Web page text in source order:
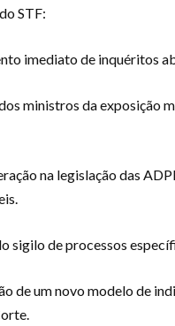
STF:
imediato de inquéritos
ministros da exposição
na legislação das
sigilo de processos
de um novo modelo de